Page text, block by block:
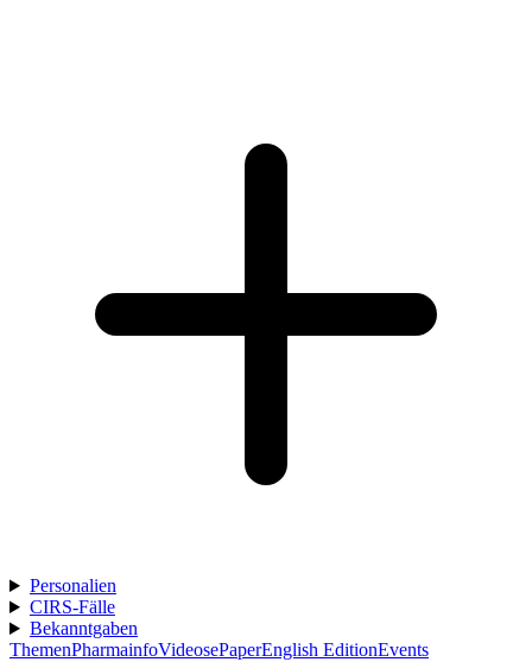
Personalien
CIRS-Fälle
Bekanntgaben
ThemenPharmainfoVideosePaperEnglish EditionEvents